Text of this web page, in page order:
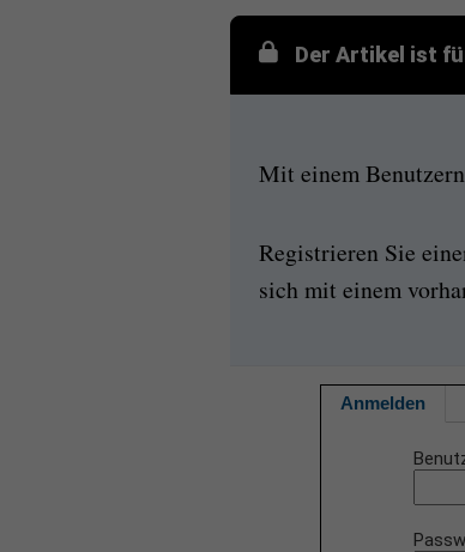
Der Artikel ist
Mit einem
Registrieren Sie
sich mit einem
Anmelden